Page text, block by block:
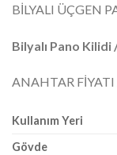
BİLYALI ÜÇGEN
Bilyalı Pano Kilidi
ANAHTAR FİYATI
Kullanım Yeri
Gövde